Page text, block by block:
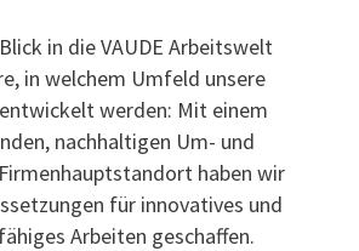
in die VAUDE Arbeitswelt
in welchem Umfeld unsere
werden: Mit einem
nachhaltigen Um- und
haben wir
für innovatives und
Arbeiten geschaffen.